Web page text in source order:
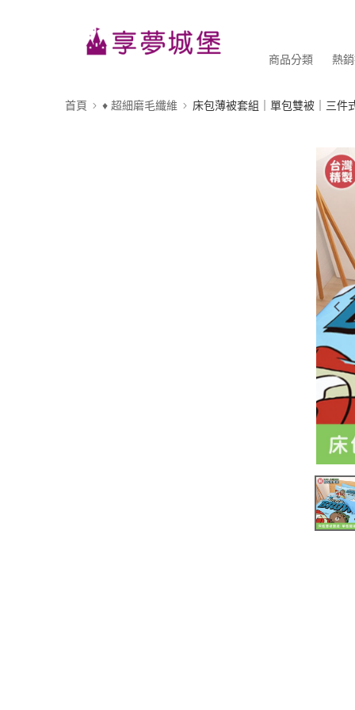
商品分類 熱
首頁 ♦ 超細磨毛纖維 床包薄被套組｜單包雙被｜三件